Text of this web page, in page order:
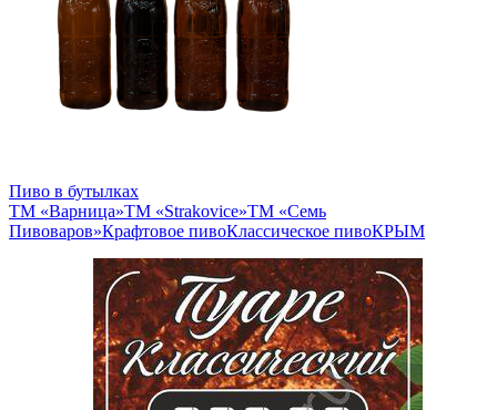
Пиво в бутылках
ТМ «Варница»ТМ «Strakovice»ТМ «Семь
Пивоваров»Крафтовое пивоКлассическое пивоКРЫМ